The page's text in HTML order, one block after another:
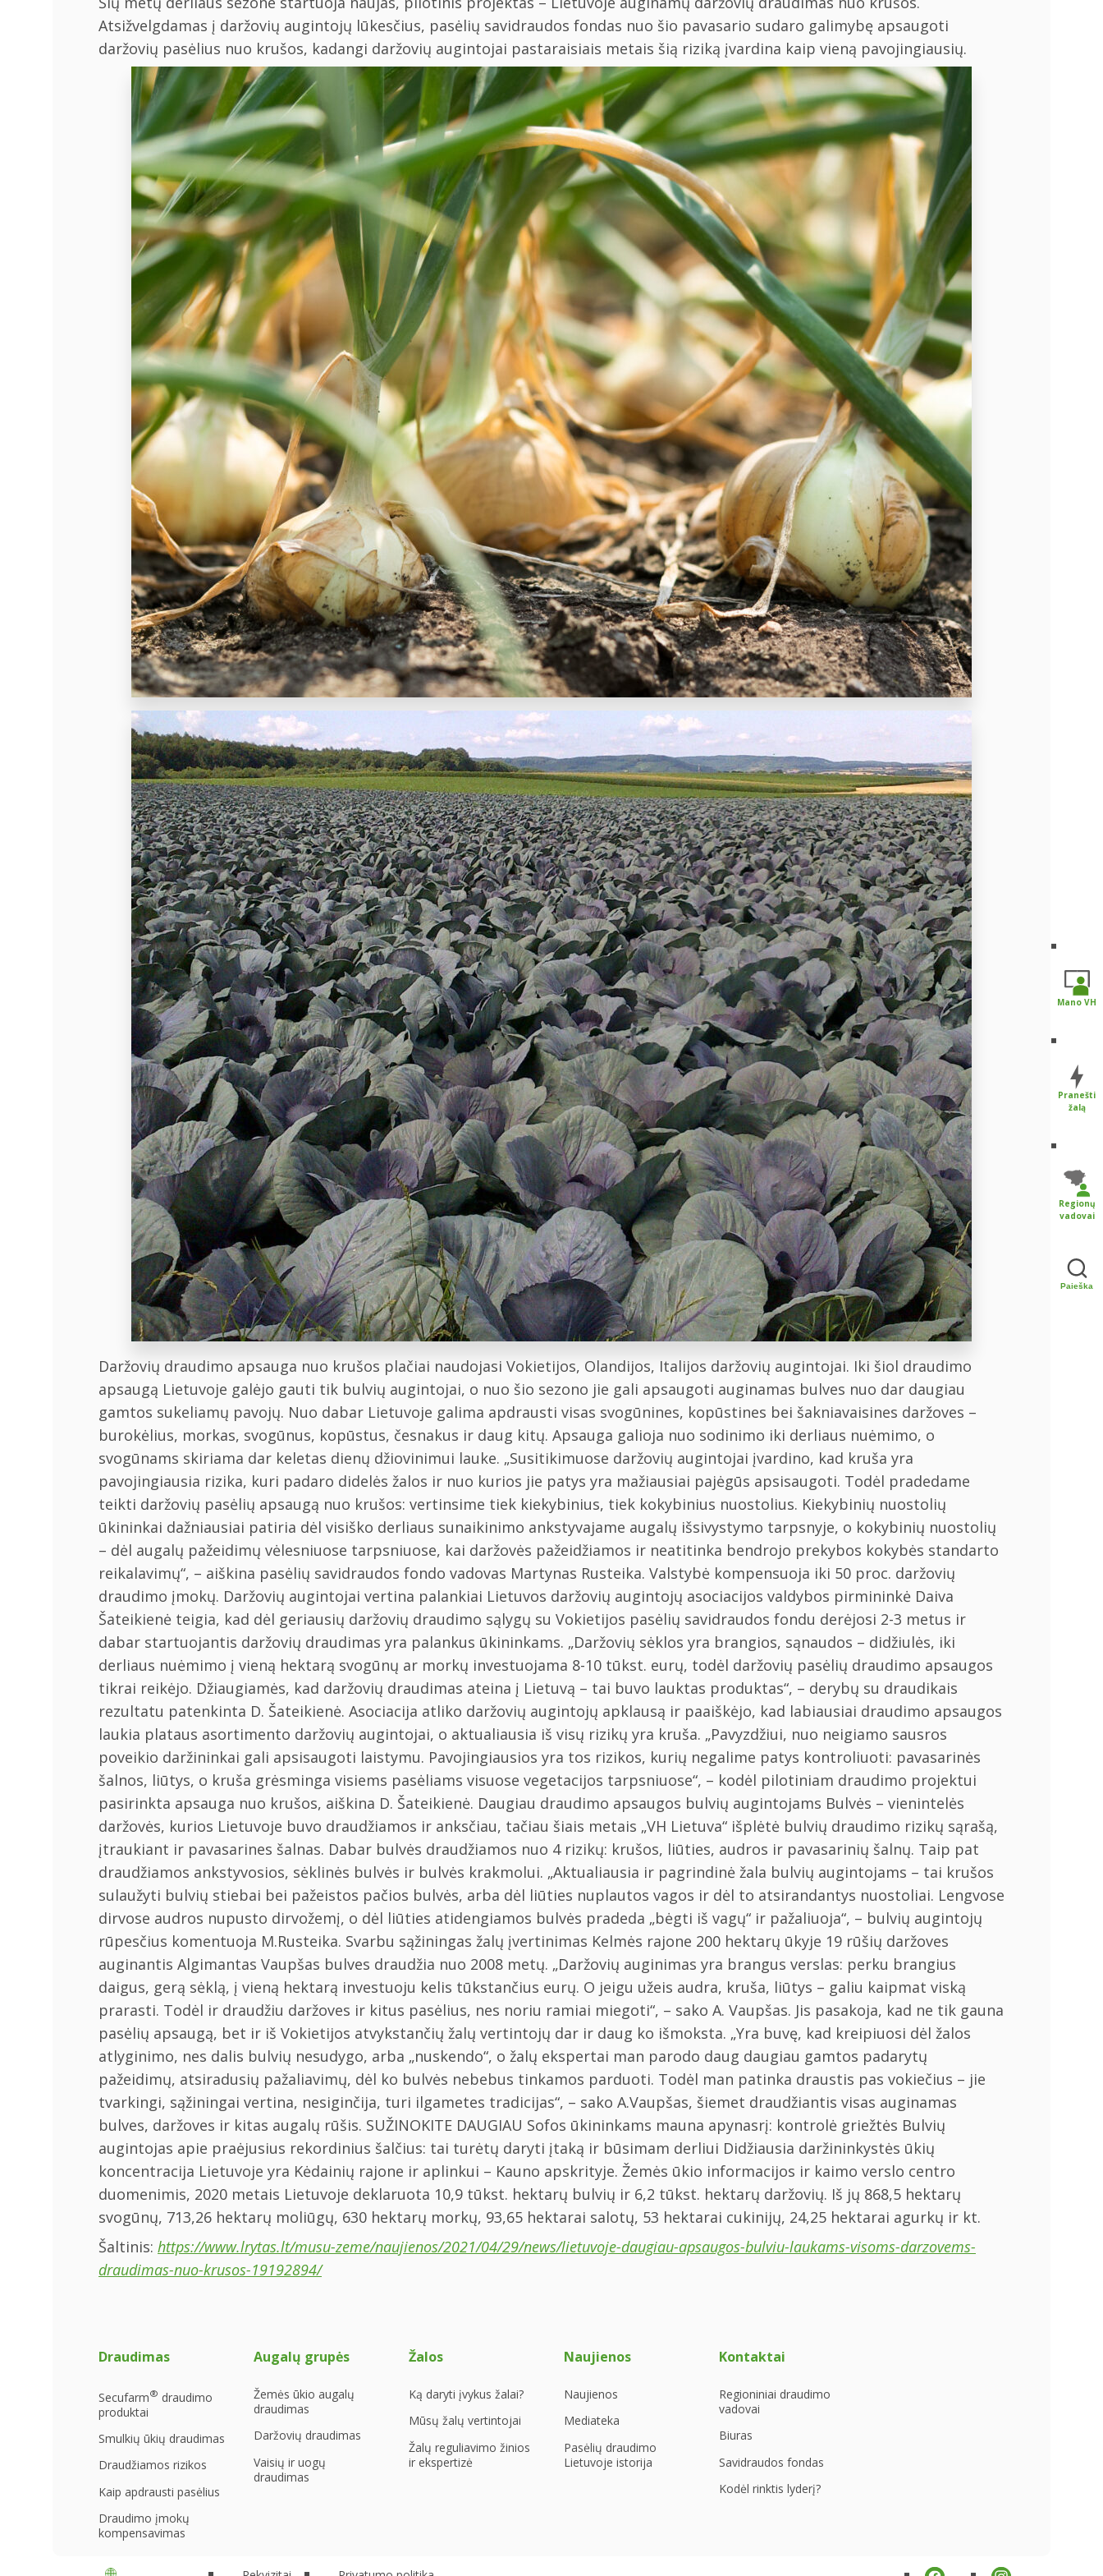
Atsižvelgdamas į daržovių augintojų lūkesčius, pasėlių savidraudos fondas nuo šio pavasario sudaro galimybę apsaugoti
daržovių pasėlius nuo krušos, kadangi daržovių augintojai pastaraisiais metais šią riziką įvardina kaip vieną pavojingiausių.
Daržovių draudimo apsauga nuo krušos plačiai naudojasi Vokietijos, Olandijos, Italijos daržovių augintojai. Iki šiol draudimo
apsaugą Lietuvoje galėjo gauti tik bulvių augintojai, o nuo šio sezono jie gali apsaugoti auginamas bulves nuo dar daugiau
gamtos sukeliamų pavojų. Nuo dabar Lietuvoje galima apdrausti visas svogūnines, kopūstines bei šakniavaisines daržoves –
burokėlius, morkas, svogūnus, kopūstus, česnakus ir daug kitų. Apsauga galioja nuo sodinimo iki derliaus nuėmimo, o
svogūnams skiriama dar keletas dienų džiovinimui lauke. „Susitikimuose daržovių augintojai įvardino, kad kruša yra
pavojingiausia rizika, kuri padaro didelės žalos ir nuo kurios jie patys yra mažiausiai pajėgūs apsisaugoti. Todėl pradedame
teikti daržovių pasėlių apsaugą nuo krušos: vertinsime tiek kiekybinius, tiek kokybinius nuostolius. Kiekybinių nuostolių
ūkininkai dažniausiai patiria dėl visiško derliaus sunaikinimo ankstyvajame augalų išsivystymo tarpsnyje, o kokybinių nuostolių
– dėl augalų pažeidimų vėlesniuose tarpsniuose, kai daržovės pažeidžiamos ir neatitinka bendrojo prekybos kokybės standarto
reikalavimų“, – aiškina pasėlių savidraudos fondo vadovas Martynas Rusteika. Valstybė kompensuoja iki 50 proc. daržovių
draudimo įmokų. Daržovių augintojai vertina palankiai Lietuvos daržovių augintojų asociacijos valdybos pirmininkė Daiva
Šateikienė teigia, kad dėl geriausių daržovių draudimo sąlygų su Vokietijos pasėlių savidraudos fondu derėjosi 2-3 metus ir
dabar startuojantis daržovių draudimas yra palankus ūkininkams. „Daržovių sėklos yra brangios, sąnaudos – didžiulės, iki
derliaus nuėmimo į vieną hektarą svogūnų ar morkų investuojama 8-10 tūkst. eurų, todėl daržovių pasėlių draudimo apsaugos
tikrai reikėjo. Džiaugiamės, kad daržovių draudimas ateina į Lietuvą – tai buvo lauktas produktas“, – derybų su draudikais
rezultatu patenkinta D. Šateikienė. Asociacija atliko daržovių augintojų apklausą ir paaiškėjo, kad labiausiai draudimo apsaugos
laukia plataus asortimento daržovių augintojai, o aktualiausia iš visų rizikų yra kruša. „Pavyzdžiui, nuo neigiamo sausros
poveikio daržininkai gali apsisaugoti laistymu. Pavojingiausios yra tos rizikos, kurių negalime patys kontroliuoti: pavasarinės
šalnos, liūtys, o kruša grėsminga visiems pasėliams visuose vegetacijos tarpsniuose“, – kodėl pilotiniam draudimo projektui
pasirinkta apsauga nuo krušos, aiškina D. Šateikienė. Daugiau draudimo apsaugos bulvių augintojams Bulvės – vienintelės
daržovės, kurios Lietuvoje buvo draudžiamos ir anksčiau, tačiau šiais metais „VH Lietuva“ išplėtė bulvių draudimo rizikų sąrašą,
įtraukiant ir pavasarines šalnas. Dabar bulvės draudžiamos nuo 4 rizikų: krušos, liūties, audros ir pavasarinių šalnų. Taip pat
draudžiamos ankstyvosios, sėklinės bulvės ir bulvės krakmolui. „Aktualiausia ir pagrindinė žala bulvių augintojams – tai krušos
sulaužyti bulvių stiebai bei pažeistos pačios bulvės, arba dėl liūties nuplautos vagos ir dėl to atsirandantys nuostoliai. Lengvose
dirvose audros nupusto dirvožemį, o dėl liūties atidengiamos bulvės pradeda „bėgti iš vagų“ ir pažaliuoja“, – bulvių augintojų
rūpesčius komentuoja M.Rusteika. Svarbu sąžiningas žalų įvertinimas Kelmės rajone 200 hektarų ūkyje 19 rūšių daržoves
auginantis Algimantas Vaupšas bulves draudžia nuo 2008 metų. „Daržovių auginimas yra brangus verslas: perku brangius
daigus, gerą sėklą, į vieną hektarą investuoju kelis tūkstančius eurų. O jeigu užeis audra, kruša, liūtys – galiu kaipmat viską
prarasti. Todėl ir draudžiu daržoves ir kitus pasėlius, nes noriu ramiai miegoti“, – sako A. Vaupšas. Jis pasakoja, kad ne tik gauna
pasėlių apsaugą, bet ir iš Vokietijos atvykstančių žalų vertintojų dar ir daug ko išmoksta. „Yra buvę, kad kreipiuosi dėl žalos
atlyginimo, nes dalis bulvių nesudygo, arba „nuskendo“, o žalų ekspertai man parodo daug daugiau gamtos padarytų
pažeidimų, atsiradusių pažaliavimų, dėl ko bulvės nebebus tinkamos parduoti. Todėl man patinka draustis pas vokiečius – jie
tvarkingi, sąžiningai vertina, nesiginčija, turi ilgametes tradicijas“, – sako A.Vaupšas, šiemet draudžiantis visas auginamas
bulves, daržoves ir kitas augalų rūšis. SUŽINOKITE DAUGIAU Sofos ūkininkams mauna apynasrį: kontrolė griežtės Bulvių
augintojas apie praėjusius rekordinius šalčius: tai turėtų daryti įtaką ir būsimam derliui Didžiausia daržininkystės ūkių
koncentracija Lietuvoje yra Kėdainių rajone ir aplinkui – Kauno apskrityje. Žemės ūkio informacijos ir kaimo verslo centro
duomenimis, 2020 metais Lietuvoje deklaruota 10,9 tūkst. hektarų bulvių ir 6,2 tūkst. hektarų daržovių. Iš jų 868,5 hektarų
svogūnų, 713,26 hektarų moliūgų, 630 hektarų morkų, 93,65 hektarai salotų, 53 hektarai cukinijų, 24,25 hektarai agurkų ir kt.
Šaltinis: https://www.lrytas.lt/musu-zeme/naujienos/2021/04/29/news/lietuvoje-daugiau-apsaugos-bulviu-laukams-visoms-darzovems-
draudimas-nuo-krusos-19192894/
Draudimas
Secufarm® draudimo
produktai
Smulkių ūkių draudimas
Draudžiamos rizikos
Kaip apdrausti pasėlius
Draudimo įmokų
kompensavimas
Augalų grupės
Žemės ūkio augalų
draudimas
Daržovių draudimas
Vaisių ir uogų
draudimas
Žalos
Ką daryti įvykus žalai?
Mūsų žalų vertintojai
Žalų reguliavimo žinios
ir ekspertizė
Naujienos
Naujienos
Mediateka
Pasėlių draudimo
Lietuvoje istorija
Kontaktai
Regioniniai draudimo
vadovai
Biuras
Savidraudos fondas
Kodėl rinktis lyderį?
Mano VH
Pranešti
žalą
Regionų
vadovai
Paieška